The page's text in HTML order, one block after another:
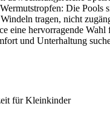
Die Pools
tragen, nicht
eine hervorragende
und Unterhaltung
für Kleinkinder